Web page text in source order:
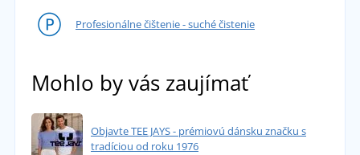
Profesionálne čištenie - suché čistenie
Mohlo by vás zaujímať
Objavte TEE JAYS - prémiovú dánsku značku s
tradíciou od roku 1976